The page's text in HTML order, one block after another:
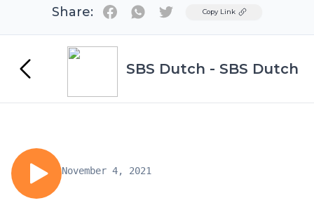
Share: TwitterCopy Link
SBS Dutch - SBS Dutch
November 4, 2021